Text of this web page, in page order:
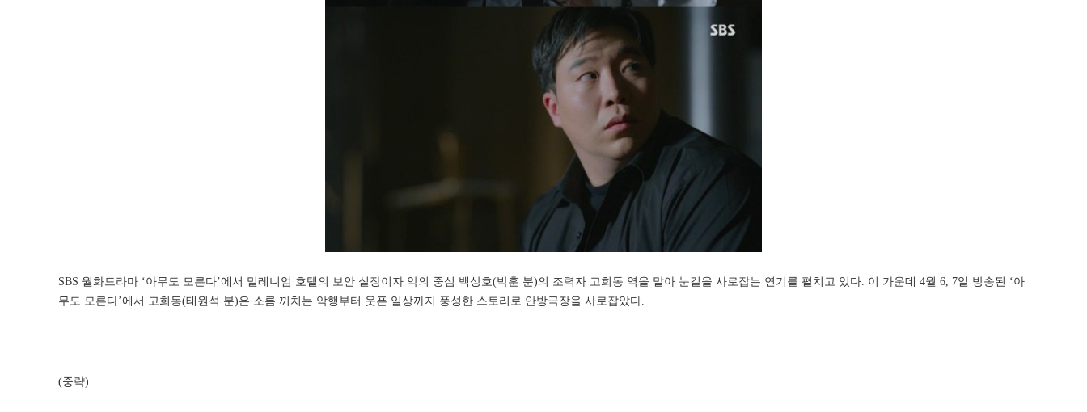
SBS 월화드라마 ‘아무도 모른다’에서 밀레니엄 호텔의 보안 실장이자 악의 중심 백상호(박훈 분)의 조력자 고희동 역을 맡아 눈길을 사로잡는 연기를 펼치고 있다. 이 가운데 4월 6, 7일 방송된 ‘아
무도 모른다’에서 고희동(태원석 분)은 소름 끼치는 악행부터 웃픈 일상까지 풍성한 스토리로 안방극장을 사로잡았다.
(중략)